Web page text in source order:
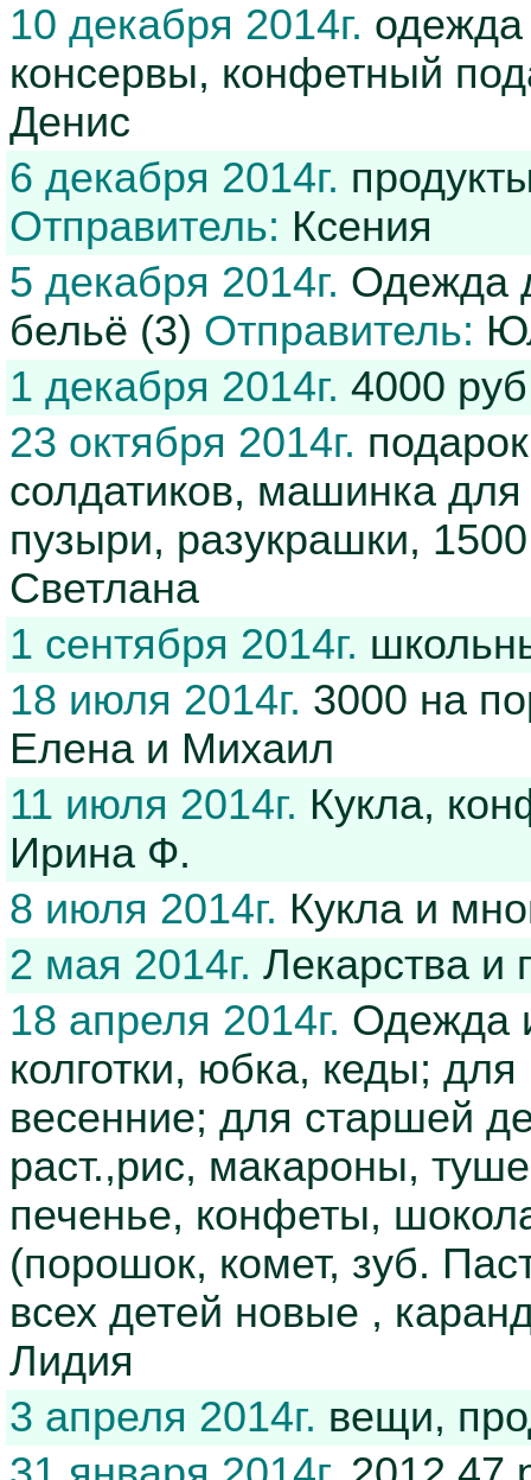
10 декабря 2014г. одежда
консервы, конфетный
Денис
6 декабря 2014г.
Отправитель: Ксения
5 декабря 2014г. Одежда
бельё (3) Отправитель:
1 декабря 2014г. 4000
23 октября 2014г.
солдатиков, машинка
пузыри, разукрашки,
Светлана
1 сентября 2014г.
18 июля 2014г. 3000 на
Елена и Михаил
11 июля 2014г. Кукла,
Ирина Ф.
8 июля 2014г. Кукла и
2 мая 2014г. Лекарства и
18 апреля 2014г. Одежда
колготки, юбка, кеды;
весенние; для старшей
раст.,рис, макароны,
печенье, конфеты,
(порошок, комет, зуб.
всех детей новые ,
Лидия
3 апреля 2014г. вещи,